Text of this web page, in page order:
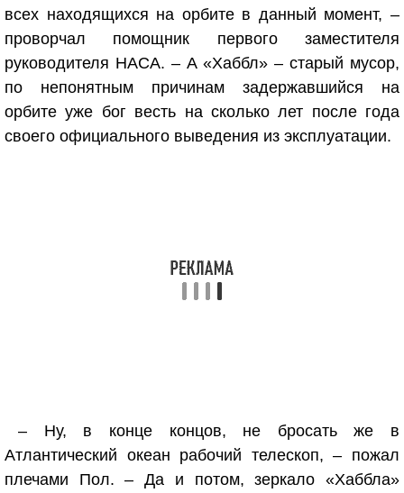
всех находящихся на орбите в данный момент, –
проворчал помощник первого заместителя
руководителя НАСА. – А «Хаббл» – старый мусор,
по непонятным причинам задержавшийся на
орбите уже бог весть на сколько лет после года
своего официального выведения из эксплуатации.
– Ну, в конце концов, не бросать же в
Атлантический океан рабочий телескоп, – пожал
плечами Пол. – Да и потом, зеркало «Хаббла»